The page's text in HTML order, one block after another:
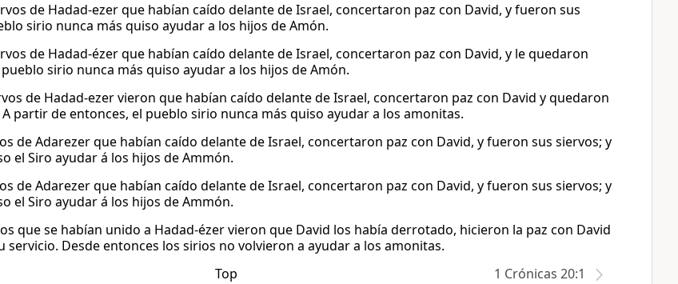
de Hadad-ezer que habían caído delante de Israel, concertaron paz con David, y fueron sus
sirio nunca más quiso ayudar a los hijos de Amón.
de Hadad-ézer que habían caído delante de Israel, concertaron paz con David, y le quedaron
sirio nunca más quiso ayudar a los hijos de Amón.
de Hadad-ezer vieron que habían caído delante de Israel, concertaron paz con David y quedaron
partir de entonces, el pueblo sirio nunca más quiso ayudar a los amonitas.
de Adarezer que habían caído delante de Israel, concertaron paz con David, y fueron sus siervos; y
el Siro ayudar á los hijos de Ammón.
de Adarezer que habían caído delante de Israel, concertaron paz con David, y fueron sus siervos; y
el Siro ayudar á los hijos de Ammón.
que se habían unido a Hadad-ézer vieron que David los había derrotado, hicieron la paz con David
servicio. Desde entonces los sirios no volvieron a ayudar a los amonitas.
Top 1 Crónicas 20:1